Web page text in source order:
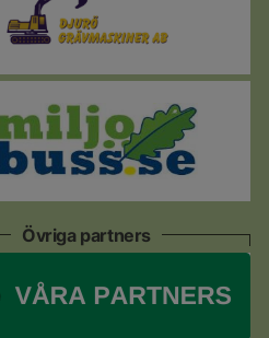
Övriga partners